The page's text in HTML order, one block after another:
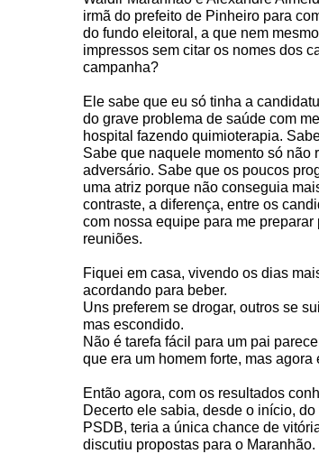
irmã do prefeito de Pinheiro para
do fundo eleitoral, a que nem
impressos sem citar os nomes dos
campanha?
Ele sabe que eu só tinha a
do grave problema de saúde com
hospital fazendo quimioterapia.
Sabe que naquele momento só não
adversário. Sabe que os poucos
uma atriz porque não conseguia
contraste, a diferença, entre os
com nossa equipe para me
reuniões.
Fiquei em casa, vivendo os dias
acordando para beber.
Uns preferem se drogar, outros se
mas escondido.
Não é tarefa fácil para um pai
que era um homem forte, mas
Então agora, com os resultados
Decerto ele sabia, desde o início,
PSDB, teria a única chance de
discutiu propostas para o